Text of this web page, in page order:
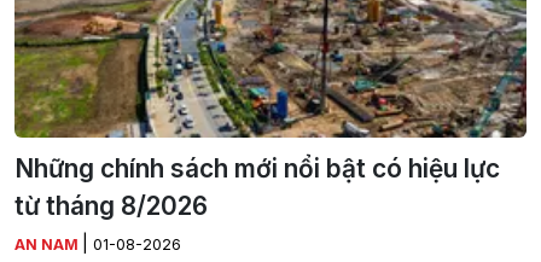
Những chính sách mới nổi bật có hiệu lực
từ tháng 8/2026
AN NAM 01-08-2026